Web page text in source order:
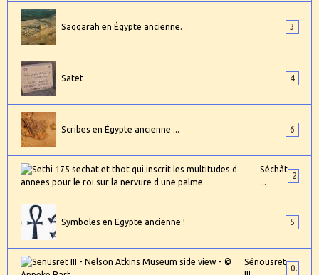
Saqqarah en Égypte ancienne. 3
Satet 4
Scribes en Égypte ancienne ... 6
Séchât
...
2
Symboles en Egypte ancienne ! 5
Sénousret
0